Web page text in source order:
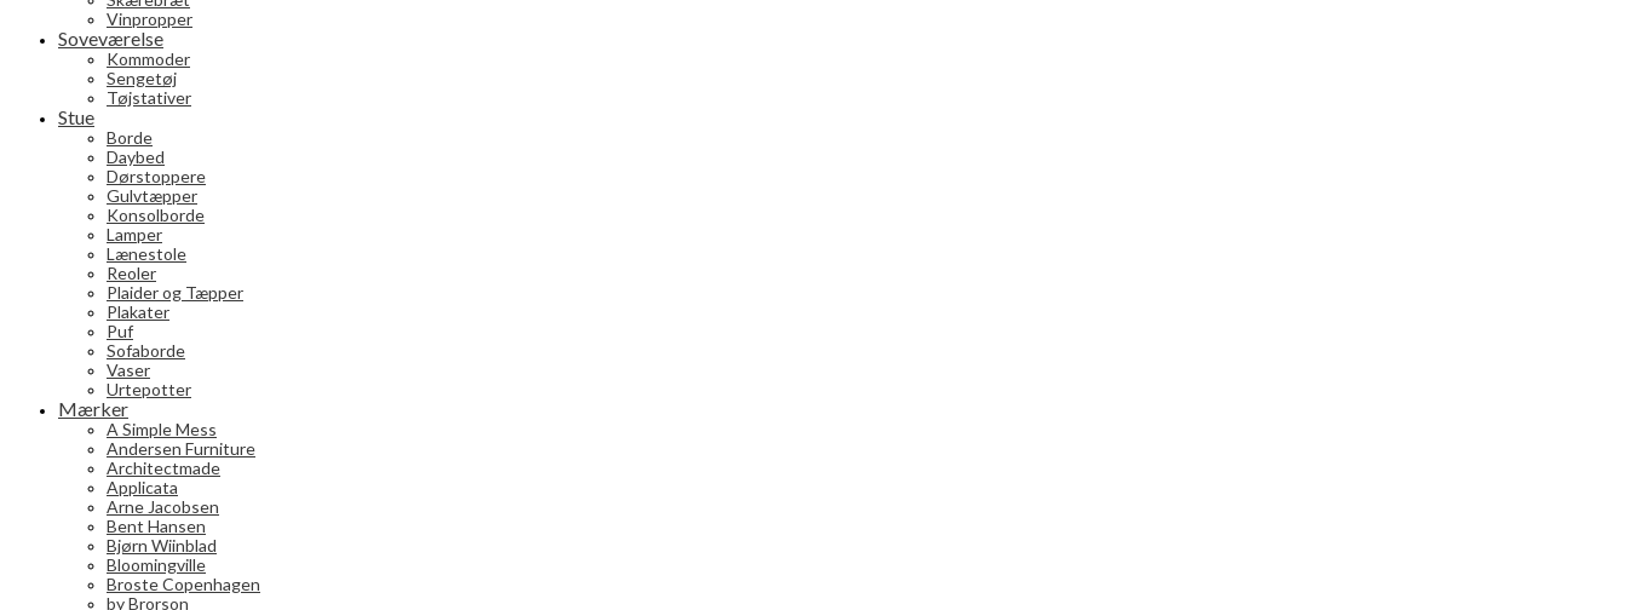
Vinpropper
Soveværelse
Kommoder
Sengetøj
Tøjstativer
Stue
Borde
Daybed
Dørstoppere
Gulvtæpper
Konsolborde
Lamper
Lænestole
Reoler
Plaider og Tæpper
Plakater
Puf
Sofaborde
Vaser
Urtepotter
Mærker
A Simple Mess
Andersen Furniture
Architectmade
Applicata
Arne Jacobsen
Bent Hansen
Bjørn Wiinblad
Bloomingville
Broste Copenhagen
by Brorson